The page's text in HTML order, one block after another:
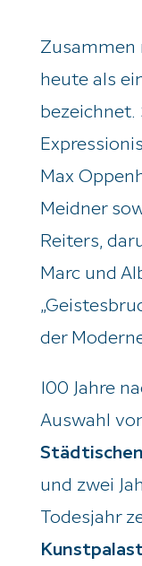
Zusammen
heute als
bezeichnet.
Max
Meidner
Reiters,
Marc und
der
100 Jahre
Auswahl
und zwei
Todesjahr